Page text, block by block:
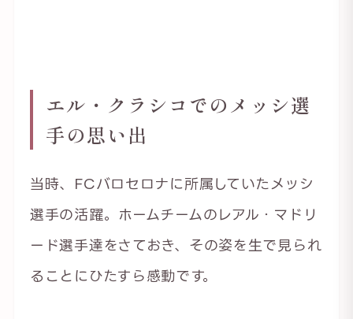
エル・クラシコでのメッシ選
手の思い出
当時、FCバロセロナに所属していたメッシ
選手の活躍。ホームチームのレアル・マドリ
ード選手達をさておき、その姿を生で見られ
ることにひたすら感動です。